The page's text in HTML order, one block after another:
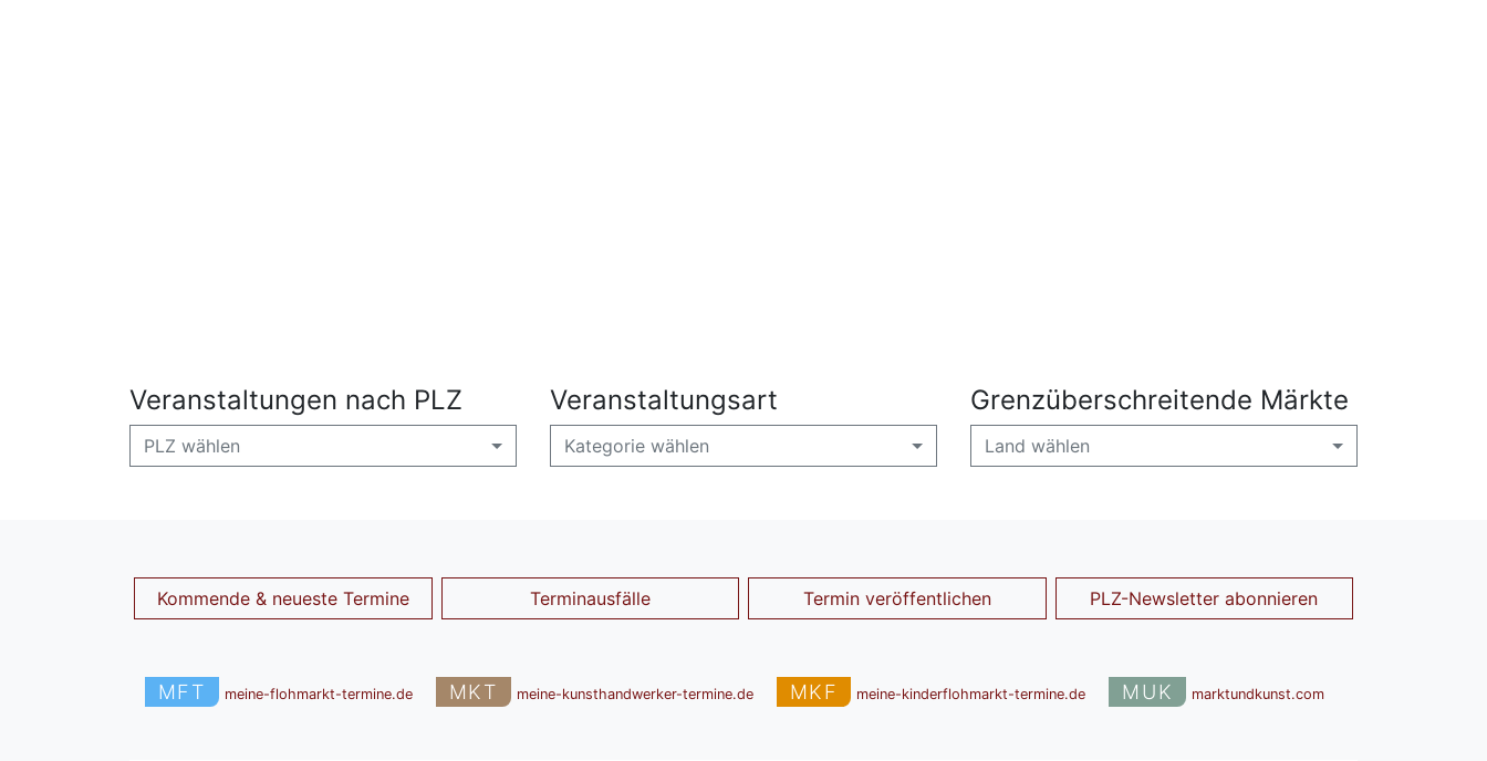
Veranstaltungen nach PLZ
PLZ wählen
Veranstaltungsart
Kategorie wählen
Grenzüberschreitende Märkte
Land wählen
Kommende & neueste Termine Terminausfälle Termin veröffentlichen PLZ-Newsletter abonnieren
MFT meine-flohmarkt-termine.de MKT meine-kunsthandwerker-termine.de MKF meine-kinderflohmarkt-termine.de MUK marktundkunst.com